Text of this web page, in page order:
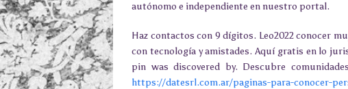
autónomo e independiente en nuestro portal.
Haz contactos con 9 dígitos. Leo2022 conocer
con tecnología y amistades. Aquí gratis en lo
pin was discovered by. Descubre
https://datesrl.com.ar/paginas-para-conocer-